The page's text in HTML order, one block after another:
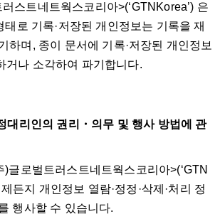
트네트웍스코리아>(‘GTNKorea’) 은
태로 기록·저장된 개인정보는 기록을 재
하며, 종이 문서에 기록·저장된 개인정보
거나 소각하여 파기합니다.
대리인의 권리・의무 및 행사 방법에 관
로벌트러스트네트웍스코리아>(‘GTN
든지 개인정보 열람·정정·삭제·처리 정
행사할 수 있습니다.